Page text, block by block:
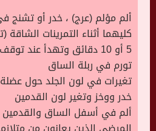
ألم مؤلم (عرج) ، خدر أو تشنج
كليهما أثناء التمرينات
5 أو 10 دقائق وتهدأ عند توقف التمرين)
تورم في ربلة الساق
تغيرات في لون الجلد حول عضلة
خدر ووخز وتغير لون القدمين
ألم في أسفل الساق والقدمين